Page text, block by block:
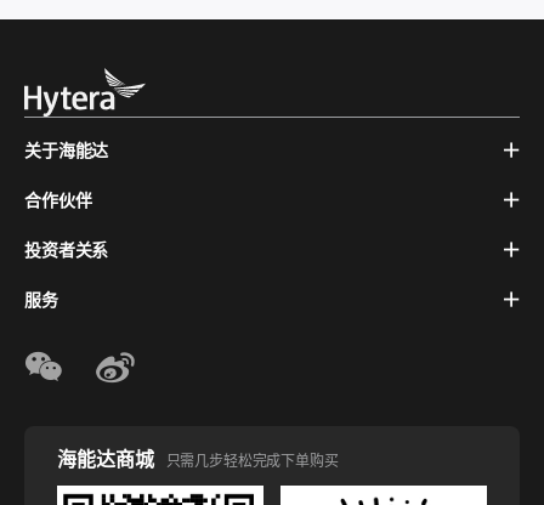
关于海能达
合作伙伴
投资者关系
服务
海能达商城 只需几步轻松完成下单购买